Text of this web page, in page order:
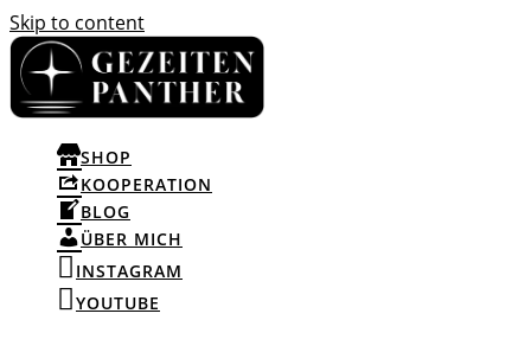
Skip to content
SHOP
KOOPERATION
BLOG
ÜBER MICH
INSTAGRAM
YOUTUBE